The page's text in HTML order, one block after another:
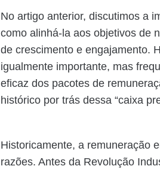
No artigo anterior, discutimos a
como alinhá-la aos objetivos de
de crescimento e engajamento.
igualmente importante, mas
eficaz dos pacotes de
histórico por trás dessa “caixa
Historicamente, a remuneração
razões. Antes da Revolução